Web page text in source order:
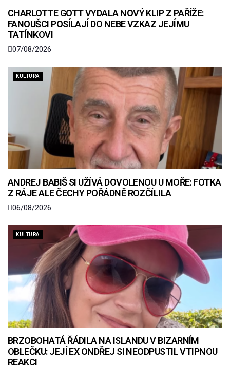
CHARLOTTE GOTT VYDALA NOVÝ KLIP Z PAŘÍŽE:
FANOUŠCI POSÍLAJÍ DO NEBE VZKAZ JEJÍMU
TATÍNKOVI
07/08/2026
KULTURA
ANDREJ BABIŠ SI UŽÍVÁ DOVOLENOU U MOŘE: FOTKA
Z RÁJE ALE ČECHY POŘÁDNĚ ROZČÍLILA
06/08/2026
KULTURA
BRZOBOHATÁ ŘÁDILA NA ISLANDU V BIZARNÍM
OBLEČKU: JEJÍ EX ONDŘEJ SI NEODPUSTIL VTIPNOU
REAKCI